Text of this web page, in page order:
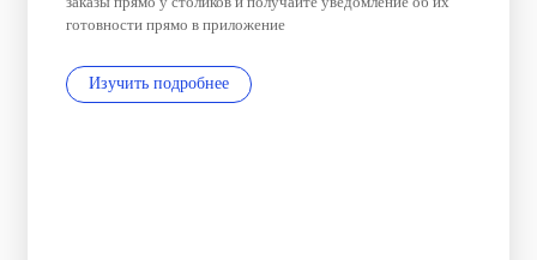
готовности прямо в приложение
Изучить подробнее